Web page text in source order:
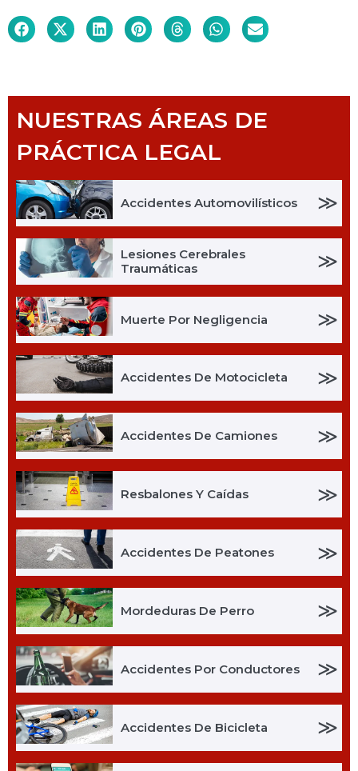
NUESTRAS ÁREAS DE
PRÁCTICA LEGAL
Accidentes Automovilísticos ≫
Lesiones Cerebrales
Traumáticas
≫
Muerte Por Negligencia ≫
Accidentes De Motocicleta ≫
Accidentes De Camiones ≫
Resbalones Y Caídas ≫
Accidentes De Peatones ≫
Mordeduras De Perro ≫
Accidentes Por Conductores ≫
Accidentes De Bicicleta ≫